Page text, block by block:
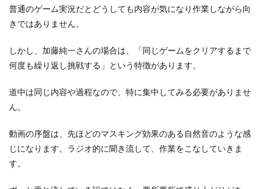
普通のゲーム実況だとどうしても内容が気になり作業しながら向
きではありません。
しかし、加藤純一さんの場合は、「同じゲームをクリアするまで
何度も繰り返し挑戦する」という特徴があります。
道中は同じ内容や過程なので、特に集中してみる必要がありませ
ん。
動画の序盤は、先ほどのマスキング効果のある自然音のような感
じになります。ラジオ的に聞き流して、作業をこなしていきま
す。